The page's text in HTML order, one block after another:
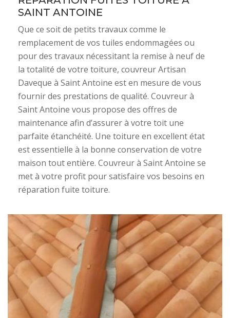
SAINT ANTOINE
Que ce soit de petits travaux comme le
remplacement de vos tuiles endommagées ou
pour des travaux nécessitant la remise à neuf de
la totalité de votre toiture, couvreur Artisan
Daveque à Saint Antoine est en mesure de vous
fournir des prestations de qualité. Couvreur à
Saint Antoine vous propose des offres de
maintenance afin d’assurer à votre toit une
parfaite étanchéité. Une toiture en excellent état
est essentielle à la bonne conservation de votre
maison tout entière. Couvreur à Saint Antoine se
met à votre profit pour satisfaire vos besoins en
réparation fuite toiture.